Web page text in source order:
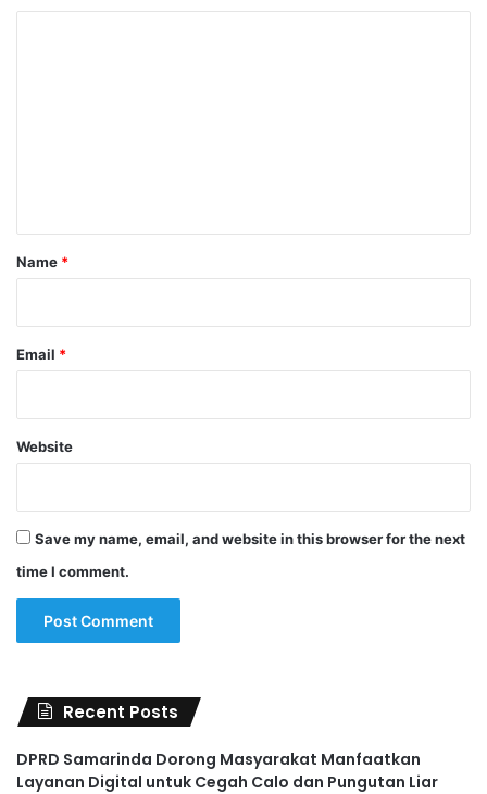
*
Name *
Email *
Website
Save my name, email, and website in this browser for the next
time I comment.
Recent Posts
DPRD Samarinda Dorong Masyarakat Manfaatkan
Layanan Digital untuk Cegah Calo dan Pungutan Liar